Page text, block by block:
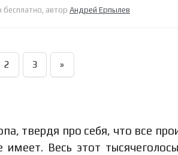
бесплатно, автор Андрей Ерпылев
2 3 »
твердя про себя, что все
Весь этот